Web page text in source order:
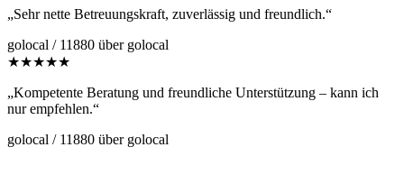
„Sehr nette Betreuungskraft, zuverlässig und freundlich.“
golocal / 11880 über golocal
★★★★★
„Kompetente Beratung und freundliche Unterstützung – kann ich
nur empfehlen.“
golocal / 11880 über golocal